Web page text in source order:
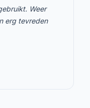
Weer
erg tevreden